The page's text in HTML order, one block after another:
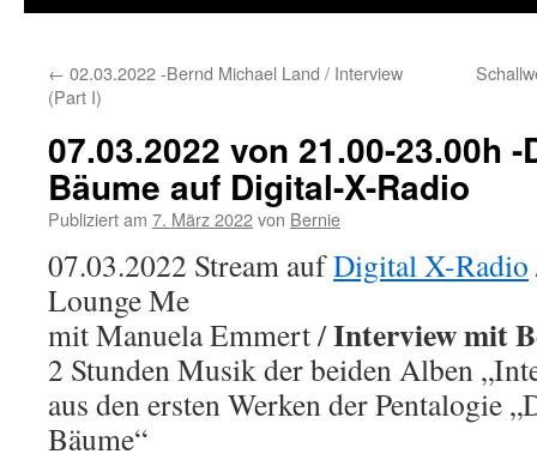
← 02.03.2022 -Bernd Michael Land / Interview
(Part I)
07.03.2022 von 21.00-23.00h
Bäume auf Digital-X-Radio
Publiziert am 7. März 2022von Bernie
07.03.2022 Stream aufDigital X-Radio
Lounge Me
mit Manuela Emmert /Interview mit
2 Stunden Musik der beiden Alben
aus den ersten Werken der Pentalogie
Bäume“